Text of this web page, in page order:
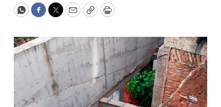
WhatsApp
Facebook
Twitter
EmailCopyPrint